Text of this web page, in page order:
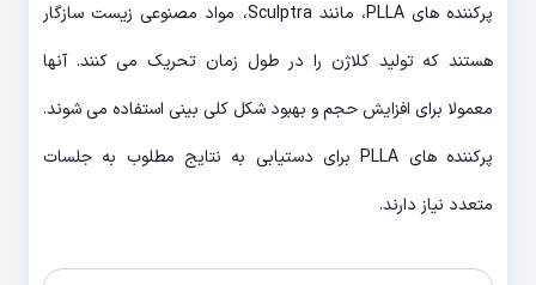
پرکننده های PLLA، مانند Sculptra، مواد مصنوعی زیست سازگار
هستند که تولید کلاژن را در طول زمان تحریک می کنند. آنها
معمولا برای افزایش حجم و بهبود شکل کلی بینی استفاده می شوند.
پرکننده های PLLA برای دستیابی به نتایج مطلوب به جلسات
متعدد نیاز دارند.